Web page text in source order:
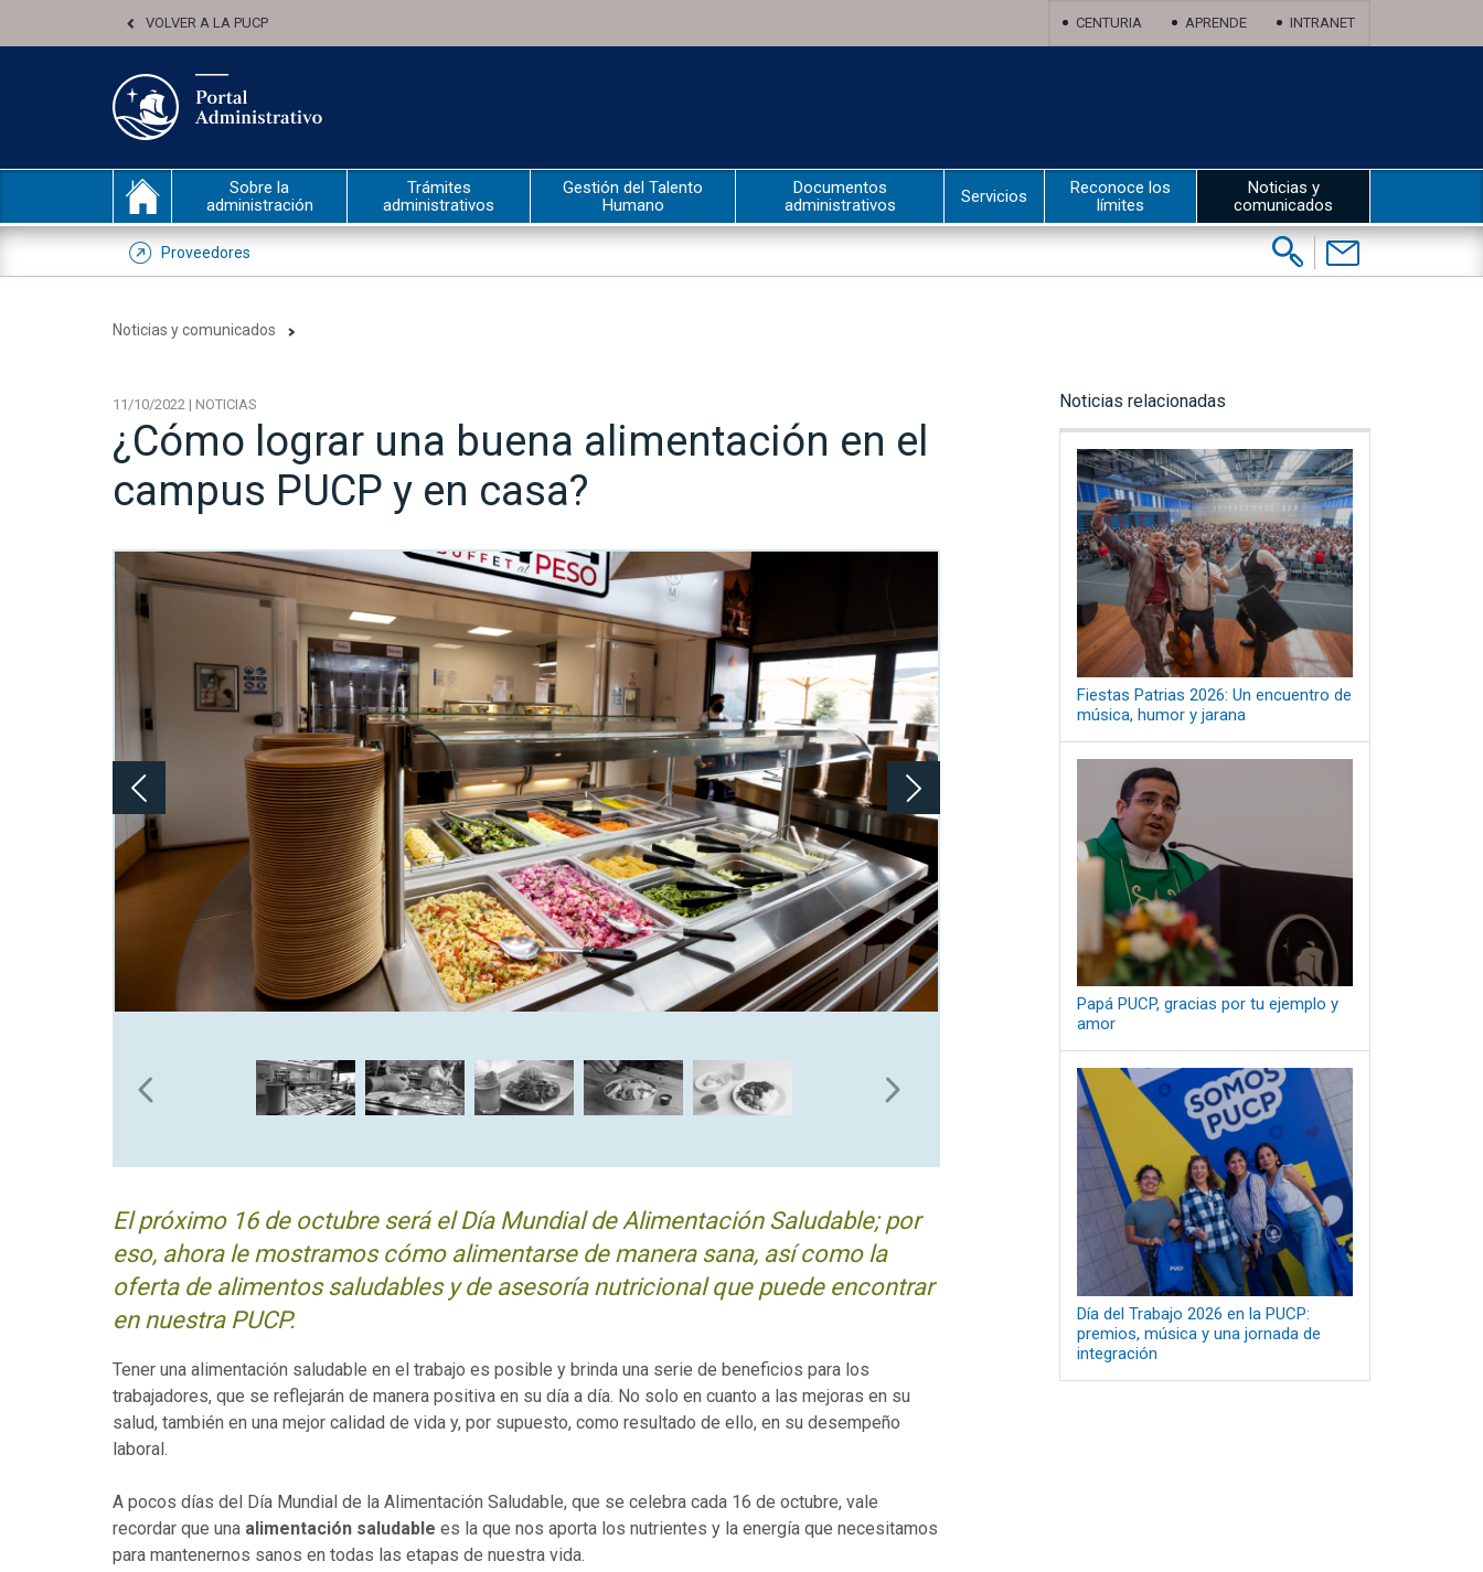
VOLVER A LA PUCP CENTURIA APRENDE INTRANET
Sobre la
administración
Trámites
administrativos
Gestión del Talento
Humano
Documentos
administrativos
Servicios
Reconoce los
límites
Noticias y
comunicados
Proveedores Buscar:
Contáctenos
Noticias y comunicados
11/10/2022 | NOTICIAS
¿Cómo lograr una buena alimentación en el
campus PUCP y en casa?
El próximo 16 de octubre será el Día Mundial de Alimentación Saludable; por
eso, ahora le mostramos cómo alimentarse de manera sana, así como la
oferta de alimentos saludables y de asesoría nutricional que puede encontrar
en nuestra PUCP.
Tener una alimentación saludable en el trabajo es posible y brinda una serie de beneficios para los
trabajadores, que se reflejarán de manera positiva en su día a día. No solo en cuanto a las mejoras en su
salud, también en una mejor calidad de vida y, por supuesto, como resultado de ello, en su desempeño
laboral.
A pocos días del Día Mundial de la Alimentación Saludable, que se celebra cada 16 de octubre, vale
recordar que una alimentación saludable es la que nos aporta los nutrientes y la energía que necesitamos
para mantenernos sanos en todas las etapas de nuestra vida.
Noticias relacionadas
Fiestas Patrias 2026: Un encuentro de
música, humor y jarana
Papá PUCP, gracias por tu ejemplo y
amor
Día del Trabajo 2026 en la PUCP:
premios, música y una jornada de
integración